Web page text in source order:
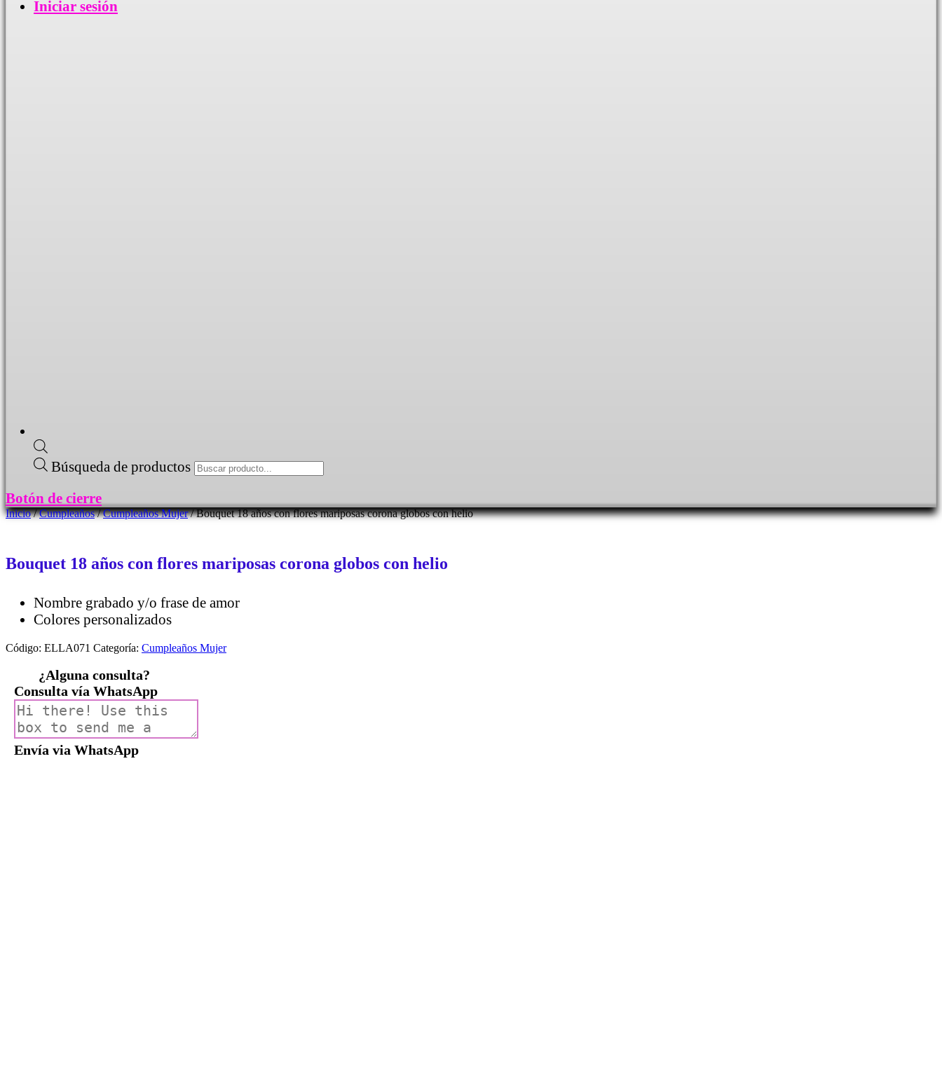
Iniciar sesión
Búsqueda de productos
Botón de cierre
Inicio/Cumpleaños/Cumpleaños Mujer/ Bouquet 18 años con flores mariposas corona globos con helio
Bouquet 18 años con flores mariposas corona globos con helio
Nombre grabado y/o frase de amor
Colores personalizados
Código: ELLA071 Categoría: Cumpleaños Mujer
¿Alguna consulta?
Consulta vía WhatsApp
Envía via WhatsApp